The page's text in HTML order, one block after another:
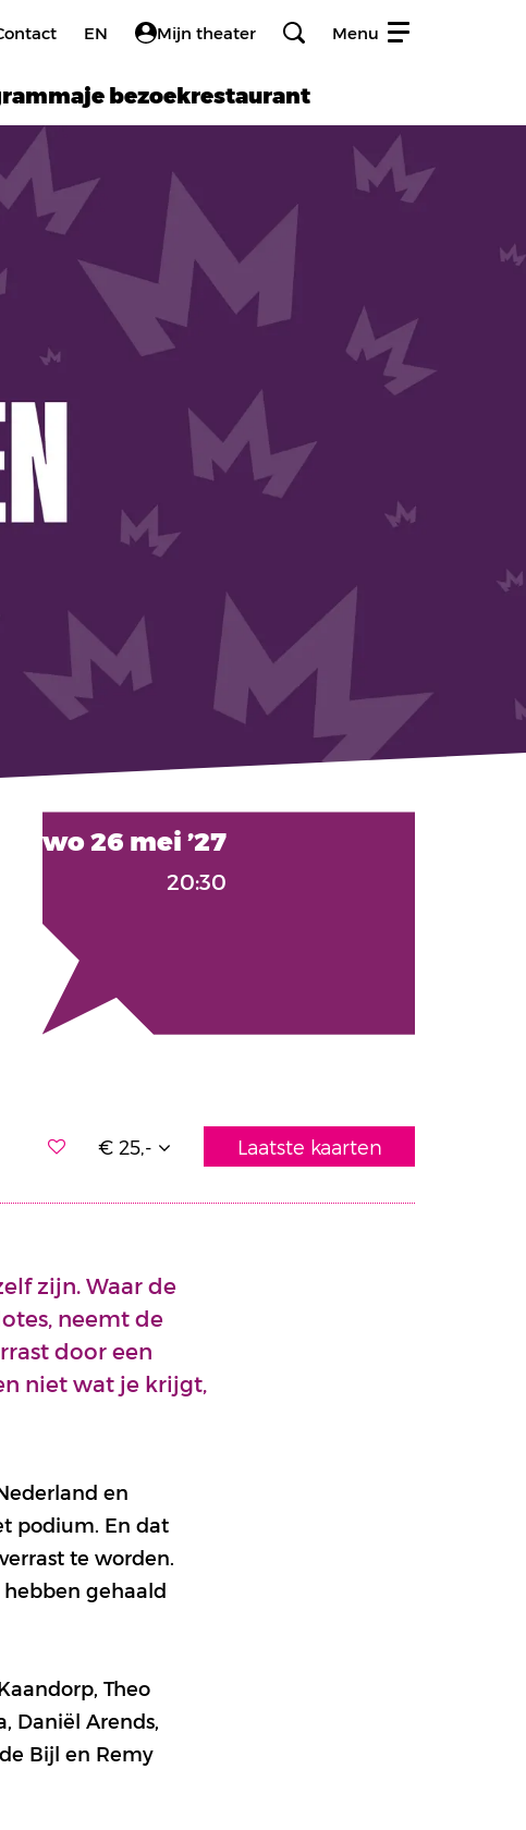
EN Mijn theater
je bezoekrestaurant
Menu
wo 26 mei ’27
20:30
€ 25,- Laatste kaarten
zijn. Waar de
neemt de
door een
niet wat je krijgt,
en
podium. En dat
te worden.
gehaald
Theo
Daniël Arends,
Bijl en Remy